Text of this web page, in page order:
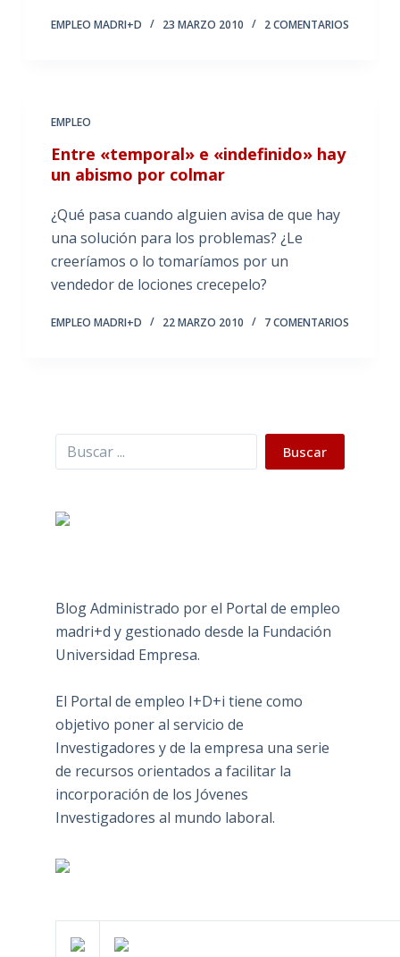
EMPLEO MADRI+D 23 MARZO 2010 2 COMENTARIOS
EMPLEO
Entre «temporal» e «indefinido» hay
un abismo por colmar
¿Qué pasa cuando alguien avisa de que hay
una solución para los problemas? ¿Le
creeríamos o lo tomaríamos por un
vendedor de lociones crecepelo?
EMPLEO MADRI+D 22 MARZO 2010 7 COMENTARIOS
Buscar Buscar
Blog Administrado por el Portal de empleo
madri+d y gestionado desde la Fundación
Universidad Empresa.
El Portal de empleo I+D+i tiene como
objetivo poner al servicio de
Investigadores y de la empresa una serie
de recursos orientados a facilitar la
incorporación de los Jóvenes
Investigadores al mundo laboral.